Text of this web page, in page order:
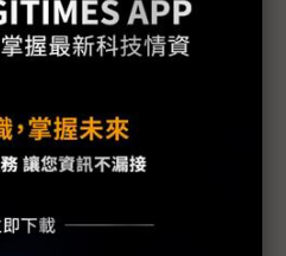
許多新款電視機都支
，市面上的可攜式螢
，在此趨勢下，威鋒
，還搭配多樣化的
晶片，讓VL605可支援
能，並符合2027年